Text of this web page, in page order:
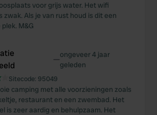
voor grijs water. Het wifi
zwak. Als je van rust houd is dit een
M&G
—ongeveer 4 jaar
geleden
Sitecode: 95049
camping met alle voorzieningen zoals
restaurant en een zwembad. Het
is zeer aardig en behulpzaam. Het